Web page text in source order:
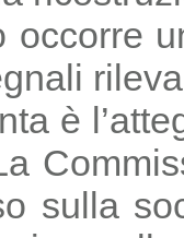
occorre
è
sulla